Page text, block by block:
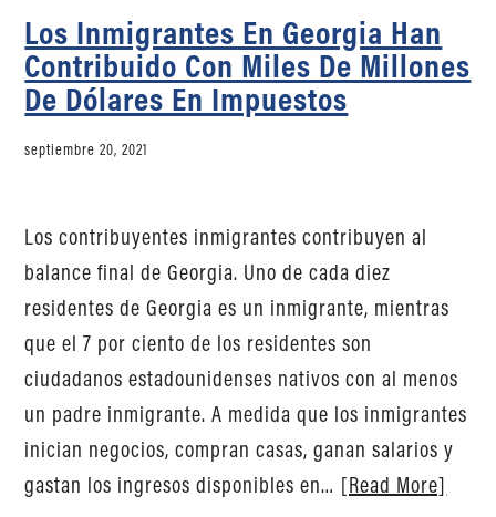
Los Inmigrantes En Georgia Han
Contribuido Con Miles De Millones
De Dólares En Impuestos
septiembre 20, 2021
Los contribuyentes inmigrantes contribuyen al
balance final de Georgia. Uno de cada diez
residentes de Georgia es un inmigrante, mientras
que el 7 por ciento de los residentes son
ciudadanos estadounidenses nativos con al menos
un padre inmigrante. A medida que los inmigrantes
inician negocios, compran casas, ganan salarios y
gastan los ingresos disponibles en… [Read More]